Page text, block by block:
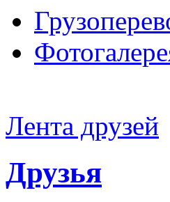
Лента друзей
Друзья